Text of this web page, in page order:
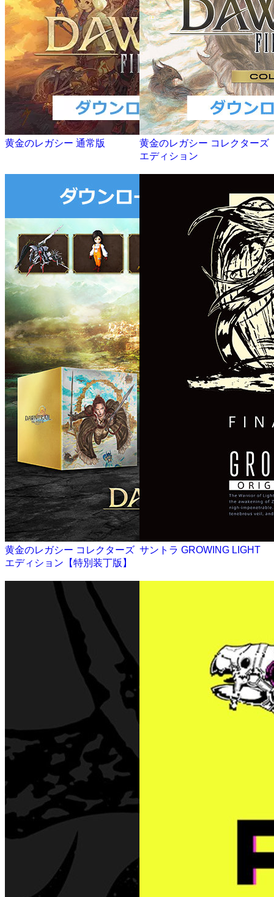
黄金のレガシー 通常版
黄金のレガシー コレクターズ
エディション
黄金のレガシー コレクターズ
エディション【特別装丁版】
サントラ GROWING LIGHT